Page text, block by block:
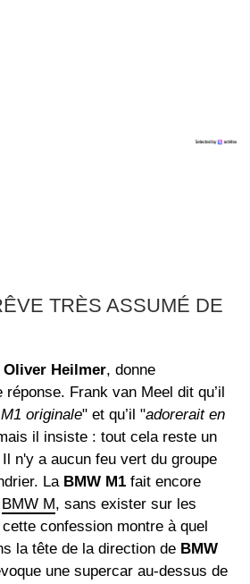
TRÈS ASSUMÉ DE
Oliver Heilmer, donne
Frank van Meel dit qu’il
originale" et qu’il "adorerait en
il insiste : tout cela reste un
n'y a aucun feu vert du groupe
La BMW M1 fait encore
BMW M, sans exister sur les
confession montre à quel
la tête de la direction de BMW
une supercar au-dessus de